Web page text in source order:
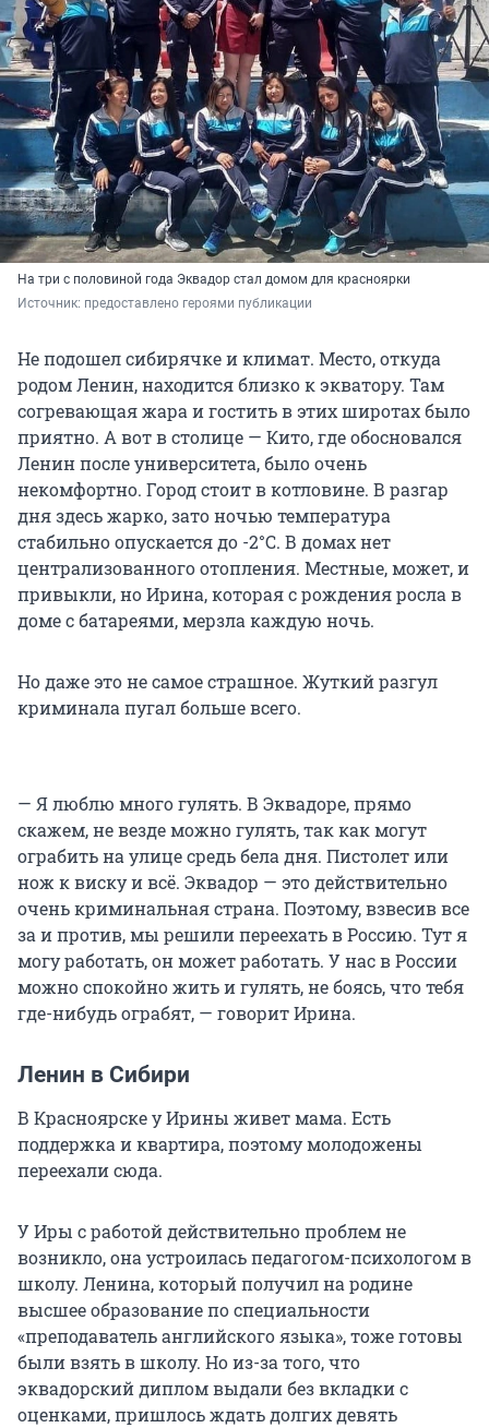
На три с половиной года Эквадор стал домом для красноярки
Источник: предоставлено героями публикации
Не подошел сибирячке и климат. Место, откуда
родом Ленин, находится близко к экватору. Там
согревающая жара и гостить в этих широтах было
приятно. А вот в столице — Кито, где обосновался
Ленин после университета, было очень
некомфортно. Город стоит в котловине. В разгар
дня здесь жарко, зато ночью температура
стабильно опускается до -2°C. В домах нет
централизованного отопления. Местные, может, и
привыкли, но Ирина, которая с рождения росла в
доме с батареями, мерзла каждую ночь.
Но даже это не самое страшное. Жуткий разгул
криминала пугал больше всего.
— Я люблю много гулять. В Эквадоре, прямо
скажем, не везде можно гулять, так как могут
ограбить на улице средь бела дня. Пистолет или
нож к виску и всё. Эквадор — это действительно
очень криминальная страна. Поэтому, взвесив все
за и против, мы решили переехать в Россию. Тут я
могу работать, он может работать. У нас в России
можно спокойно жить и гулять, не боясь, что тебя
где-нибудь ограбят, — говорит Ирина.
Ленин в Сибири
В Красноярске у Ирины живет мама. Есть
поддержка и квартира, поэтому молодожены
переехали сюда.
У Иры с работой действительно проблем не
возникло, она устроилась педагогом-психологом в
школу. Ленина, который получил на родине
высшее образование по специальности
«преподаватель английского языка», тоже готовы
были взять в школу. Но из-за того, что
эквадорский диплом выдали без вкладки с
оценками, пришлось ждать долгих девять